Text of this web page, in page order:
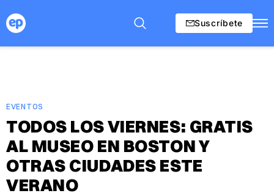
Suscríbete
EVENTOS
TODOS LOS VIERNES: GRATIS
AL MUSEO EN BOSTON Y
OTRAS CIUDADES ESTE
VERANO